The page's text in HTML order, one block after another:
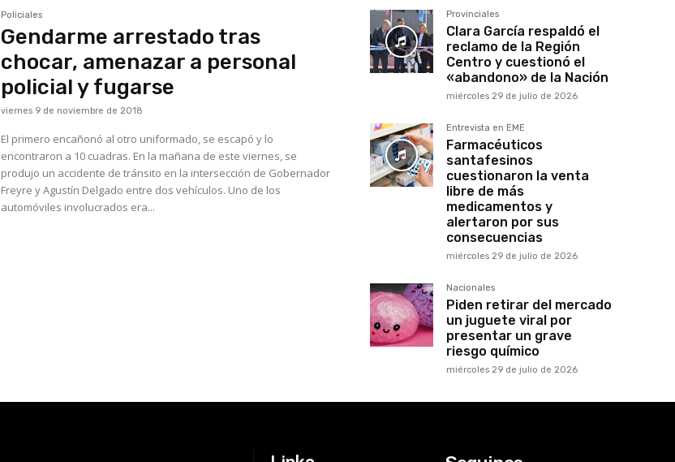
Policiales
Gendarme arrestado tras
chocar, amenazar a personal
policial y fugarse
viernes 9 de noviembre de 2018
El primero encañonó al otro uniformado, se escapó y lo
encontraron a 10 cuadras. En la mañana de este viernes, se
produjo un accidente de tránsito en la intersección de Gobernador
Freyre y Agustín Delgado entre dos vehículos. Uno de los
automóviles involucrados era...
Provinciales
Clara García respaldó el
reclamo de la Región
Centro y cuestionó el
«abandono» de la Nación
miércoles 29 de julio de 2026
Entrevista en EME
Farmacéuticos
santafesinos
cuestionaron la venta
libre de más
medicamentos y
alertaron por sus
consecuencias
miércoles 29 de julio de 2026
Nacionales
Piden retirar del mercado
un juguete viral por
presentar un grave
riesgo químico
miércoles 29 de julio de 2026